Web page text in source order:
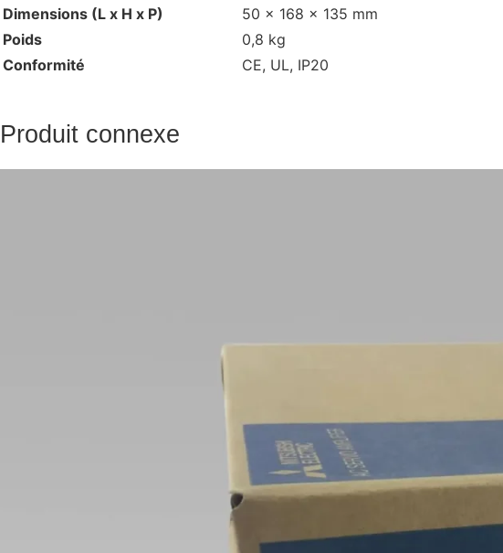
Dimensions (L x H x P)
50 x 168 x 135 mm
Poids
0,8 kg
Conformité
CE, UL, IP20
Produit connexe